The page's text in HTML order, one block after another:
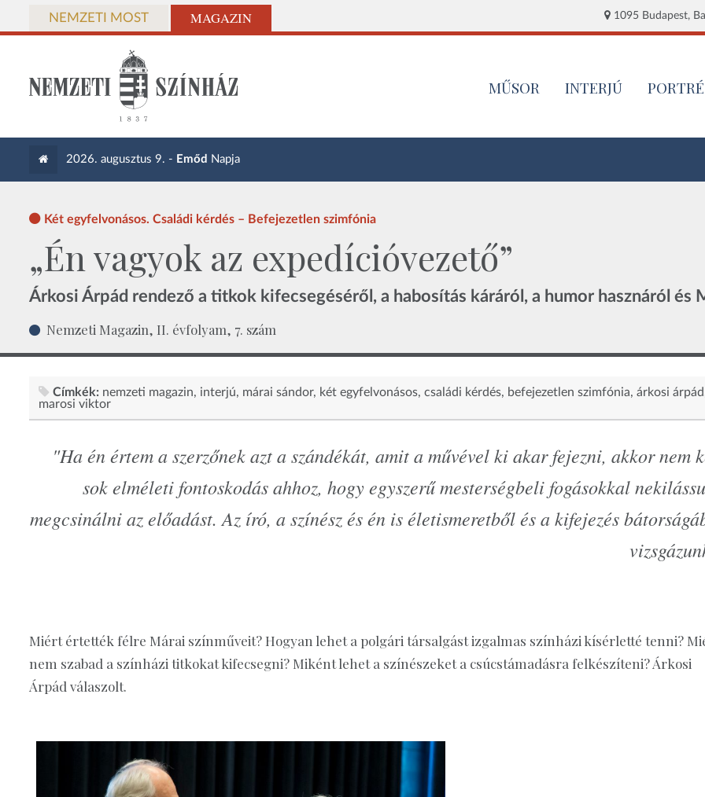
NEMZETI MOST MAGAZIN 1095 Budapest,
MŰSOR INTERJÚ PORTRÉ
2026. augusztus 9. - Emőd Napja
Két egyfelvonásos. Családi kérdés – Befejezetlen szimfónia
„Én vagyok az expedícióvezető”
Árkosi Árpád rendező a titkok kifecsegéséről, a habosítás káráról, a humor hasznáról és
Nemzeti Magazin, II. évfolyam, 7. szám
Címkék: nemzeti magazin interjú márai sándor két egyfelvonásos családi kérdés befejezetlen szimfónia árkosi árpád
marosi viktor
"Ha én értem a szerzőnek azt a szándékát, amit a művével ki akar fejezni, akkor nem
sok elméleti fontoskodás ahhoz, hogy egyszerű mesterségbeli fogásokkal
megcsinálni az előadást. Az író, a színész és én is életismeretből és a kifejezés
Miért értették félre Márai színműveit? Hogyan lehet a polgári társalgást izgalmas színházi kísérletté tenni?
nem szabad a színházi titkokat kifecsegni? Miként lehet a színészeket a csúcstámadásra felkészíteni? Árkosi
Árpád válaszolt.